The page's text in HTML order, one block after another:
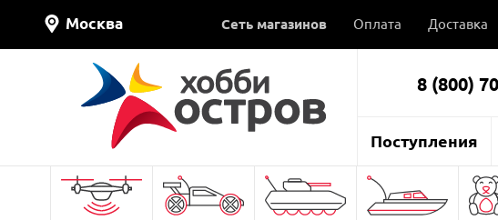
Москва Сеть магазинов Оплата Доставка
8 (800)
Поступления